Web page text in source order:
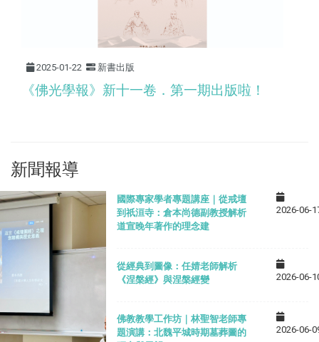
2025-01-22 新書出版
《佛光學報》新十一卷．第一期出版啦！
新聞報導
國際專家學者專題講座｜從戒壇
到祇洹寺：倉本尚德副教授解析
道宣晚年著作的理念建
2026-06-
從經典到圖像：任婧老師解析
《涅槃經》與涅槃經變
2026-06-
佛教教學工作坊｜林聖智老師專
題演講：北魏平城時期墓葬圖的
2026-06-